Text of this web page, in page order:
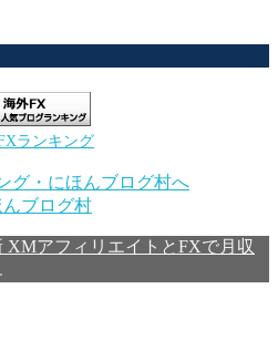
ランキング
んブログ村
XMアフィリエイトとFXで月収